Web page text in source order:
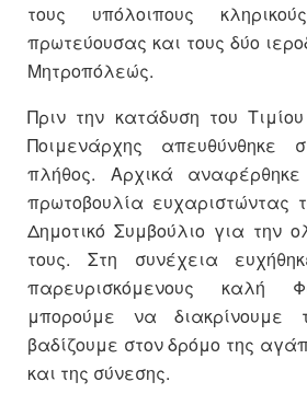
τους υπόλοιπους
πρωτεύουσας και τους δύο
Μητροπόλεώς.
Πριν την κατάδυση του
Ποιμενάρχης απευθύνθηκε
πλήθος. Αρχικά αναφέρθηκε
πρωτοβουλία ευχαριστώντας
Δημοτικό Συμβούλιο για την
τους. Στη συνέχεια
παρευρισκόμενους καλή
μπορούμε να
βαδίζουμε στον δρόμο της
και της σύνεσης.